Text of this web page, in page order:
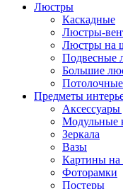
Люстры
Каскадные
Люстры-
Люстры на
Подвесные
Большие
Предметы
Модульные
Зеркала
Вазы
Картины на
Фоторамки
Постеры